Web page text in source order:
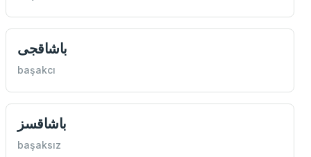
باشاقجی
başakcı
باشاقسز
başaksız